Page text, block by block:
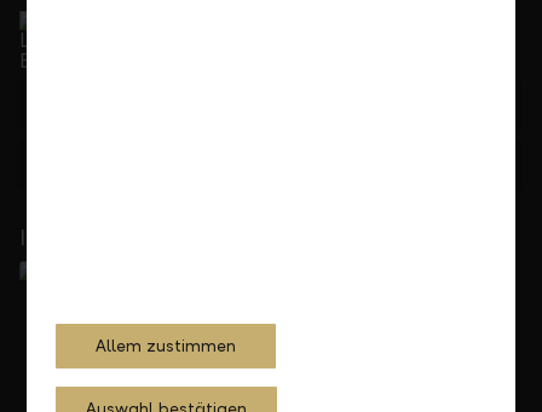
In Ihrer Nähe
Allem zustimmen